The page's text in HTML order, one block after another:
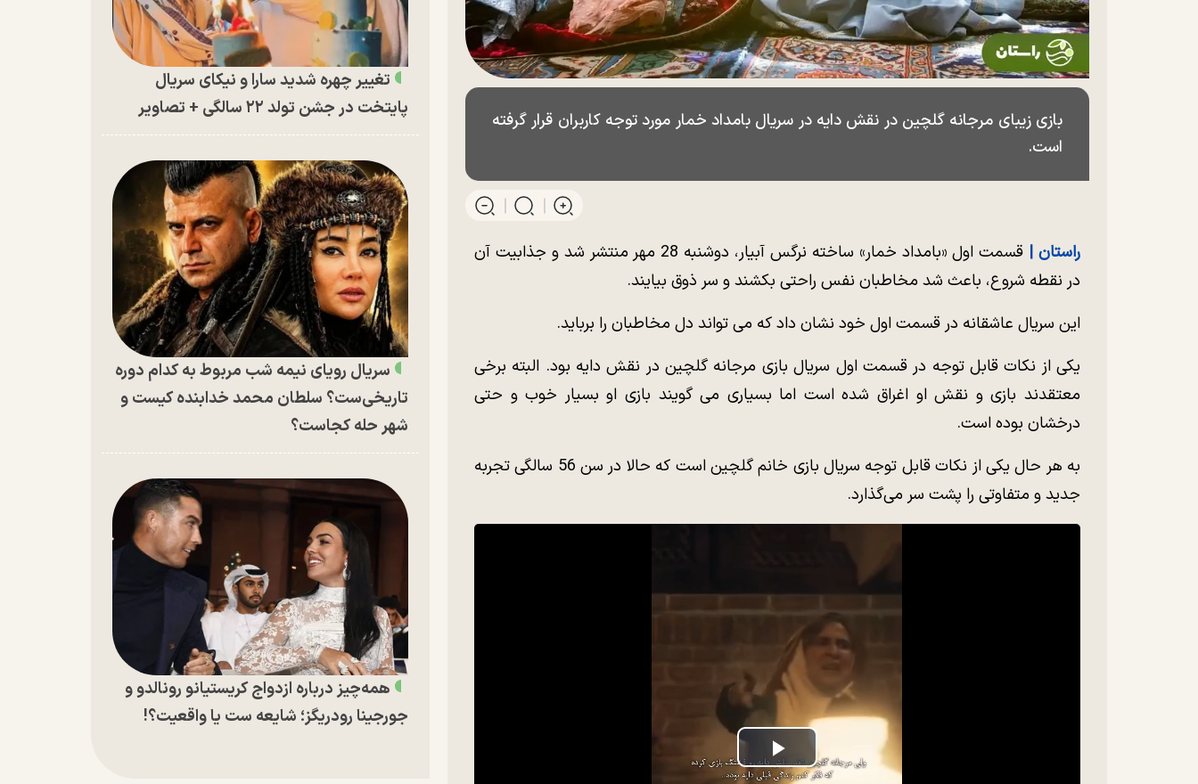
بازی زیبای مرجانه گلچین در نقش دایه در سریال بامداد خمار مورد توجه کاربران قرار گرفته
است.
راستان |
قسمت اول «بامداد خمار» ساخته نرگس آبیار، دوشنبه 28 مهر منتشر شد و جذابیت آن
در نقطه شروع، باعث شد مخاطبان نفس راحتی بکشند و سر ذوق بیایند.
این سریال عاشقانه در قسمت اول خود نشان داد که می تواند دل مخاطبان را برباید.
یکی از نکات قابل توجه در قسمت اول سریال بازی مرجانه گلچین در نقش دایه بود. البته برخی
معتقدند بازی و نقش او اغراق شده است اما بسیاری می گویند بازی او بسیار خوب و حتی
درخشان بوده است.
به هر حال یکی از نکات قابل توجه سریال بازی خانم گلچین است که حالا در سن 56 سالگی تجربه
جدید و متفاوتی را پشت سر می‌گذارد.
Play
تغییر چهره شدید سارا و نیکای سریال
پایتخت در جشن تولد ۲۲ سالگی + تصاویر
سریال رویای نیمه شب مربوط به کدام دوره
تاریخی‌ست؟ سلطان محمد خدابنده کیست و
شهر حله کجاست؟
همه‌چیز درباره ازدواج کریستیانو رونالدو و
جورجینا رودریگز؛ شایعه ست یا واقعیت؟!